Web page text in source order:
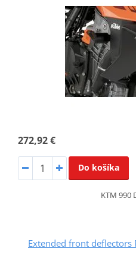
272,92 €
Do košíka
KTM 990
Extended front deflectors